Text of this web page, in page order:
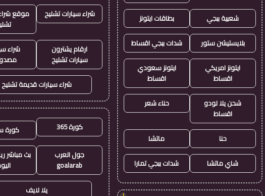
شعبية ببجي بطاقات ايتونز
بلايستيشن ستور شدات ببجي اقساط
ايتونز امريكي
اقساط
ايتونز سعودي
اقساط
شحن يلا لودو
اقساط
حناء شعر
حنا ماتشا
شاي ماتشا شدات ببجي تمارا
شراء سيارات تشليح
موقع
ارقام يشترون
سيارات تشليح
شراء
شراء سيارات قديمة تشليح
كورة 365 كورة
جول العرب
goalarab
بث مباشر
يلا لايف